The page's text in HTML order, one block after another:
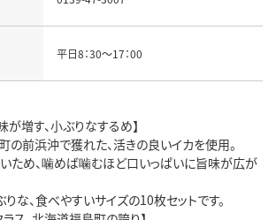
平日8：30～17：00
増す、小ぶりなするめ】
の前浜沖で獲れた、活きの良いイカを使用。
ため、噛めば噛むほど口いっぱいに旨味が広が
な、食べやすいサイズの10枚セットです。